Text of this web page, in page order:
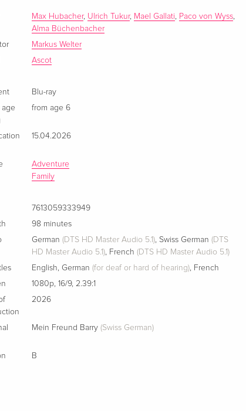
Max Hubacher, Ulrich Tukur, Mael Gallati, Paco von Wyss,
Alma Büchenbacher
Markus Welter
Ascot
Blu-ray
age
from age 6
15.04.2026
Adventure
Family
7613059333949
98 minutes
German (DTS HD Master Audio 5.1),Swiss German (DTS
HD Master Audio 5.1), French (DTS HD Master Audio 5.1)
English,German (for deaf or hard of hearing), French
1080p,16/9,2.39:1
2026
Mein Freund Barry (Swiss German)
B